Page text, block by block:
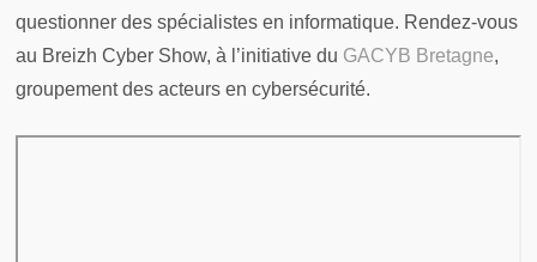
questionner des spécialistes en informatique. Rendez-vous
au Breizh Cyber Show, à l’initiative du GACYB Bretagne,
groupement des acteurs en cybersécurité.